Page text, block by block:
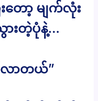
ော့ မျက်လုံး
ားတဲ့ပုံနဲ့…
ာတယ်”